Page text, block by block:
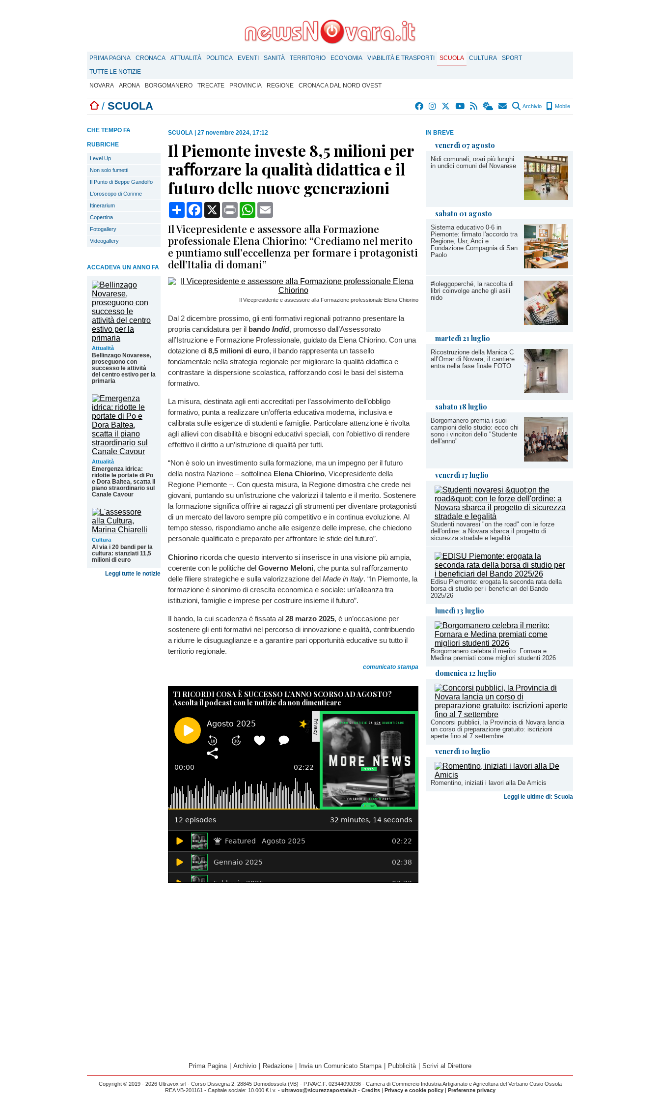
PRIMA PAGINA CRONACA ATTUALITÀ POLITICA EVENTI SANITÀ TERRITORIO ECONOMIA VIABILITÀ E TRASPORTI SCUOLA CULTURA
SPORT
TUTTE LE NOTIZIE
NOVARA
ARONA BORGOMANERO TRECATE PROVINCIA REGIONE CRONACA DAL NORD OVEST
/ SCUOLA Archivio Mobile
IN BREVE
venerdì 07 agosto
Nidi comunali, orari più lunghi
in undici comuni del Novarese
sabato 01 agosto
Sistema educativo 0-6 in
Piemonte: firmato l'accordo tra
Regione, Usr, Anci e
Fondazione Compagnia di San
Paolo
#ioleggoperché, la raccolta di
libri coinvolge anche gli asili
nido
martedì 21 luglio
Ricostruzione della Manica C
all’Omar di Novara, il cantiere
entra nella fase finale FOTO
sabato 18 luglio
Borgomanero premia i suoi
campioni dello studio: ecco chi
sono i vincitori dello "Studente
dell'anno"
venerdì 17 luglio
Studenti novaresi "on the road" con le forze
dell'ordine: a Novara sbarca il progetto di
sicurezza stradale e legalità
Edisu Piemonte: erogata la seconda rata della
borsa di studio per i beneficiari del Bando
2025/26
lunedì 13 luglio
Borgomanero celebra il merito: Fornara e
Medina premiati come migliori studenti 2026
domenica 12 luglio
Concorsi pubblici, la Provincia di Novara lancia
un corso di preparazione gratuito: iscrizioni
aperte fino al 7 settembre
venerdì 10 luglio
Romentino, iniziati i lavori alla De Amicis
Leggi le ultime di: Scuola
CHE TEMPO FA
RUBRICHE
Level Up
Non solo fumetti
Il Punto di Beppe Gandolfo
L'oroscopo di Corinne
Itinerarium
Copertina
Fotogallery
Videogallery
ACCADEVA UN ANNO FA
Attualità
Bellinzago Novarese,
proseguono con
successo le attività
del centro estivo per la
primaria
Attualità
Emergenza idrica:
ridotte le portate di Po
e Dora Baltea, scatta il
piano straordinario sul
Canale Cavour
Cultura
Al via i 20 bandi per la
cultura: stanziati 11,5
milioni di euro
Leggi tutte le notizie
SCUOLA 27 novembre 2024, 17:12
Il Piemonte investe 8,5 milioni per
raﬀorzare la qualità didattica e il
futuro delle nuove generazioni
CondividiFacebook
X Print WhatsApp
Il Vicepresidente e assessore alla Formazione
professionale Elena Chiorino: “Crediamo nel merito
e puntiamo sull’eccellenza per formare i protagonisti
dell’Italia di domani”
Il Vicepresidente e assessore alla Formazione professionale Elena Chiorino
Dal 2 dicembre prossimo, gli enti formativi regionali potranno presentare la
propria candidatura per il bando Indid, promosso dall’Assessorato
all’Istruzione e Formazione Professionale, guidato da Elena Chiorino. Con una
dotazione di 8,5 milioni di euro, il bando rappresenta un tassello
fondamentale nella strategia regionale per migliorare la qualità didattica e
contrastare la dispersione scolastica, raﬀorzando così le basi del sistema
formativo.
La misura, destinata agli enti accreditati per l’assolvimento dell’obbligo
formativo, punta a realizzare un’oﬀerta educativa moderna, inclusiva e
calibrata sulle esigenze di studenti e famiglie. Particolare attenzione è rivolta
agli allievi con disabilità e bisogni educativi speciali, con l’obiettivo di rendere
eﬀettivo il diritto a un’istruzione di qualità per tutti.
“Non è solo un investimento sulla formazione, ma un impegno per il futuro
della nostra Nazione – sottolinea Elena Chiorino, Vicepresidente della
Regione Piemonte –. Con questa misura, la Regione dimostra che crede nei
giovani, puntando su un’istruzione che valorizzi il talento e il merito. Sostenere
la formazione significa oﬀrire ai ragazzi gli strumenti per diventare protagonisti
di un mercato del lavoro sempre più competitivo e in continua evoluzione. Al
tempo stesso, rispondiamo anche alle esigenze delle imprese, che chiedono
personale qualificato e preparato per aﬀrontare le sfide del futuro”.
Chiorino ricorda che questo intervento si inserisce in una visione più ampia,
coerente con le politiche del Governo Meloni, che punta sul raﬀorzamento
delle filiere strategiche e sulla valorizzazione del Made in Italy. “In Piemonte, la
formazione è sinonimo di crescita economica e sociale: un’alleanza tra
istituzioni, famiglie e imprese per costruire insieme il futuro”.
Il bando, la cui scadenza è fissata al 28 marzo 2025, è un’occasione per
sostenere gli enti formativi nel percorso di innovazione e qualità, contribuendo
a ridurre le disuguaglianze e a garantire pari opportunità educative su tutto il
territorio regionale.
comunicato stampa
TI RICORDI COSA È SUCCESSO L’ANNO SCORSO AD AGOSTO?
Ascolta il podcast con le notizie da non dimenticare
Prima Pagina Archivio Redazione Invia un Comunicato Stampa Pubblicità Scrivi al Direttore
Copyright © 2019 - 2026 Ultravox srl - Corso Dissegna 2, 28845 Domodossola (VB) - P.IVA/C.F. 02344090036 - Camera di Commercio Industria Artigianato e Agricoltura del Verbano Cusio Ossola
REA VB-201161 - Capitale sociale: 10.000 € i.v. - ultravox@sicurezzapostale.it- Credits| Privacy e cookie policy| Preferenze privacy